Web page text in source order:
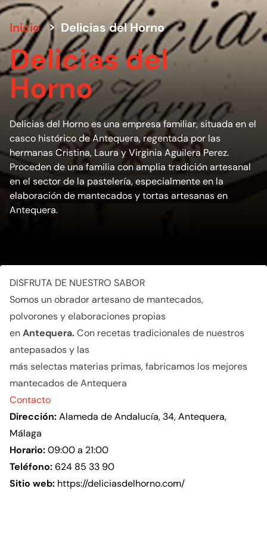
Inicio> Delicias del Horno
Delicias del
Horno
Delicias del Horno es una empresa familiar, situada en el
casco histórico de Antequera, regentada por las
hermanas Cristina, Laura y Virginia Aguilera Perez.
Proceden de una familia con amplia tradición artesanal
en el sector de la pastelería, especialmente en la
elaboración de mantecados y tortas artesanas en
Antequera.
DISFRUTA DE NUESTRO SABOR
Somos un obrador artesano de mantecados,
polvorones y elaboraciones propias
enAntequera. Con recetas tradicionales de nuestros
antepasados ​​y las
más selectas materias primas, fabricamos los mejores
mantecados de Antequera
Contacto
Dirección:Alameda de Andalucía, 34, Antequera,
Málaga
Horario:09:00 a 21:00
Teléfono:624 85 33 90
Sitio web: https://deliciasdelhorno.com/